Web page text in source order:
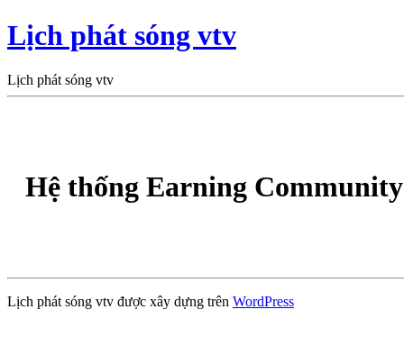
Lịch phát sóng vtv
Lịch phát sóng vtv
Hệ thống Earning
Lịch phát sóng vtv được xây dựng trên WordPress